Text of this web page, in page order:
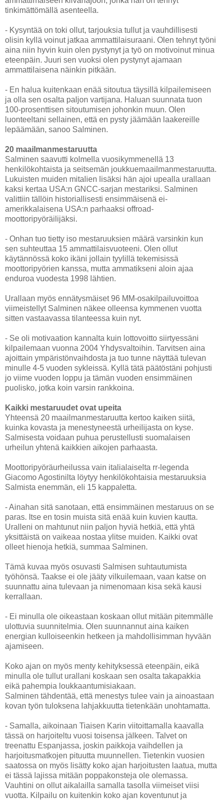
tinkimättömällä asenteella.
- Kysyntää on toki ollut, tarjouksia tullut ja vauhdillisesti
olisin kyllä voinut jatkaa ammattilaisuraani. Olen tehnyt työni
aina niin hyvin kuin olen pystynyt ja työ on motivoinut minua
eteenpäin. Juuri sen vuoksi olen pystynyt ajamaan
ammattilaisena näinkin pitkään.
- En halua kuitenkaan enää sitoutua täysillä kilpailemiseen
ja olla sen osalta paljon vartijana. Haluan suunnata tuon
100-prosenttisen sitoutumisen johonkin muun. Olen
luonteeltani sellainen, että en pysty jäämään laakereille
lepäämään, sanoo Salminen.
20 maailmanmestaruutta
Salminen saavutti kolmella vuosikymmenellä 13
henkilökohtaista ja seitsemän joukkuemaailmanmestaruutta.
Lukuisten muiden mitalien lisäksi hän ajoi upealla urallaan
kaksi kertaa USA:n GNCC-sarjan mestariksi. Salminen
valittiin tällöin historiallisesti ensimmäisenä ei-
amerikkalaisena USA:n parhaaksi offroad-
moottoripyöräilijäksi.
- Onhan tuo tietty iso mestaruuksien määrä varsinkin kun
sen suhteuttaa 15 ammattilaisvuoteeni. Olen ollut
käytännössä koko ikäni jollain tyylillä tekemisissä
moottoripyörien kanssa, mutta ammatikseni aloin ajaa
enduroa vuodesta 1998 lähtien.
Urallaan myös ennätysmäiset 96 MM-osakilpailuvoittoa
viimeistellyt Salminen näkee olleensa kymmenen vuotta
sitten vastaavassa tilanteessa kuin nyt.
- Se oli motivaation kannalta kuin lottovoitto siirtyessäni
kilpailemaan vuonna 2004 Yhdysvaltoihin. Tarvitsen aina
ajoittain ympäristönvaihdosta ja tuo tunne näyttää tulevan
minulle 4-5 vuoden sykleissä. Kyllä tätä päätöstäni pohjusti
jo viime vuoden loppu ja tämän vuoden ensimmäinen
puolisko, jotka koin varsin rankkoina.
Kaikki mestaruudet ovat upeita
Yhteensä 20 maailmanmestaruutta kertoo kaiken siitä,
kuinka kovasta ja menestyneestä urheilijasta on kyse.
Salmisesta voidaan puhua perustellusti suomalaisen
urheilun yhtenä kaikkien aikojen parhaasta.
Moottoripyöräurheilussa vain italialaiselta rr-legenda
Giacomo Agostinilta löytyy henkilökohtaisia mestaruuksia
Salmista enemmän, eli 15 kappaletta.
- Ainahan sitä sanotaan, että ensimmäinen mestaruus on se
paras. Itse en tosin muista sitä enää kuin kuvien kautta.
Uralleni on mahtunut niin paljon hyviä hetkiä, että yhtä
yksittäistä on vaikeaa nostaa ylitse muiden. Kaikki ovat
olleet hienoja hetkiä, summaa Salminen.
Tämä kuvaa myös osuvasti Salmisen suhtautumista
työhönsä. Taakse ei ole jääty vilkuilemaan, vaan katse on
suunnattu aina tulevaan ja nimenomaan kisa sekä kausi
kerrallaan.
- Ei minulla ole oikeastaan koskaan ollut mitään pitemmälle
ulottuvia suunnitelmia. Olen suunnannut aina kaiken
energian kulloiseenkin hetkeen ja mahdollisimman hyvään
ajamiseen.
Koko ajan on myös menty kehityksessä eteenpäin, eikä
minulla ole tullut urallani koskaan sen osalta takapakkia
eikä pahempia loukkaantumisiakaan.
Salminen tähdentää, että menestys tulee vain ja ainoastaan
kovan työn tuloksena lahjakkuutta tietenkään unohtamatta.
- Samalla, aikoinaan Tiaisen Karin viitoittamalla kaavalla
tässä on harjoiteltu vuosi toisensa jälkeen. Talvet on
treenattu Espanjassa, joskin paikkoja vaihdellen ja
harjoitusmatkojen pituutta muunnellen. Tietenkin vuosien
saatossa on myös lisätty koko ajan harjoitusten laatua, mutta
ei tässä lajissa mitään poppakonsteja ole olemassa.
Vauhtini on ollut aikalailla samalla tasolla viimeiset viisi
vuotta. Kilpailu on kuitenkin koko ajan koventunut ja